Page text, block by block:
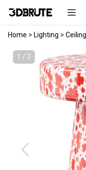
Home > Lighting >
1 / 3